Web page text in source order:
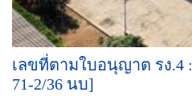
เลขที่ตามใบอนุญาต รง.4 :
71-2/36 นบ]